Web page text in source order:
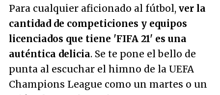
Para cualquier aficionado al fútbol, ver la
cantidad de competiciones y equipos
licenciados que tiene 'FIFA 21' es una
auténtica delicia. Se te pone el bello de
punta al escuchar el himno de la UEFA
Champions League como un martes o un